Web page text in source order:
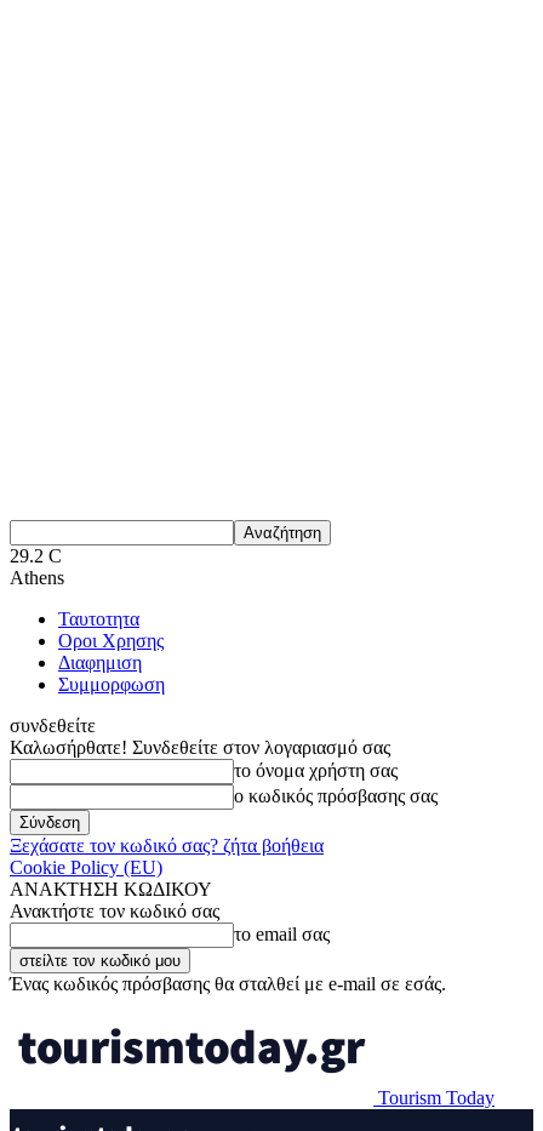
29.2 C
Athens
Ταυτοτητα
Οροι Χρησης
Διαφημιση
Συμμορφωση
συνδεθείτε
Καλωσήρθατε! Συνδεθείτε στον λογαριασμό σας
το όνομα χρήστη σας
ο κωδικός πρόσβασης σας
Ξεχάσατε τον κωδικό σας? ζήτα βοήθεια
Cookie Policy (EU)
ΑΝΑΚΤΗΣΗ ΚΩΔΙΚΟΥ
Ανακτήστε τον κωδικό σας
το email σας
Ένας κωδικός πρόσβασης θα σταλθεί με e-mail σε εσάς.
Tourism Today